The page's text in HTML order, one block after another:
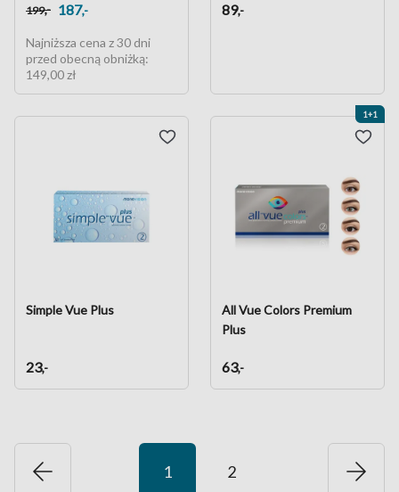
199,- 187,-
Najniższa cena z 30 dni
przed obecną obniżką:
149,00 zł
89,-
Simple Vue Plus
23,-
1+1
All Vue Colors Premium
Plus
63,-
1 2